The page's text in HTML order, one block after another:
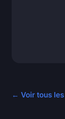
← Voir tous